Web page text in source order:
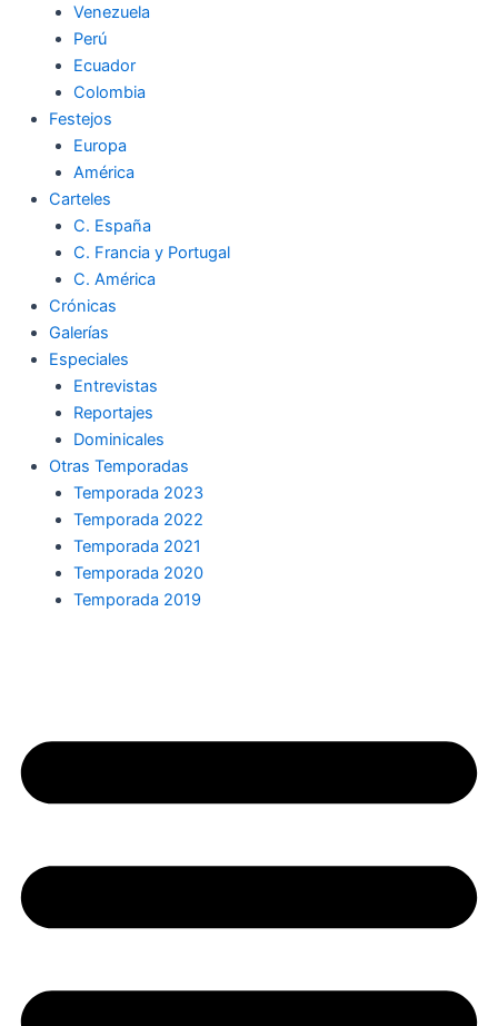
Venezuela
Perú
Ecuador
Colombia
Festejos
Europa
América
Carteles
C. España
C. Francia y Portugal
C. América
Crónicas
Galerías
Especiales
Entrevistas
Reportajes
Dominicales
Otras Temporadas
Temporada 2023
Temporada 2022
Temporada 2021
Temporada 2020
Temporada 2019